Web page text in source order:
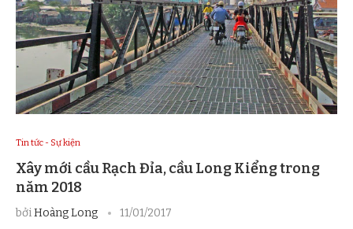
Tin tức - Sự kiện
Xây mới cầu Rạch Đỉa, cầu Long Kiểng trong
năm 2018
bởiHoàng Long 11/01/2017